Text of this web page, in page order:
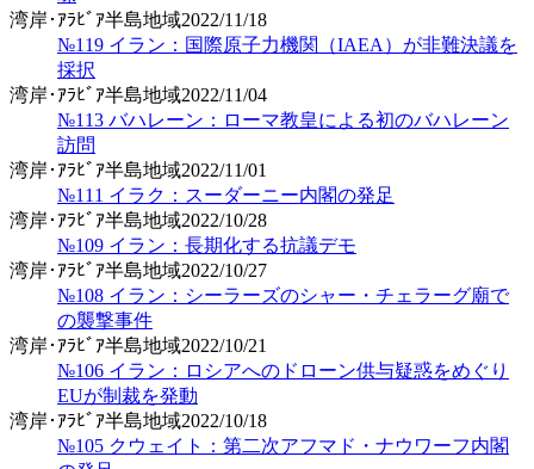
湾岸･ｱﾗﾋﾞｱ半島地域2022/11/18
№119 イラン：国際原子力機関（IAEA）が非難決議を
採択
湾岸･ｱﾗﾋﾞｱ半島地域2022/11/04
№113 バハレーン：ローマ教皇による初のバハレーン
訪問
湾岸･ｱﾗﾋﾞｱ半島地域2022/11/01
№111 イラク：スーダーニー内閣の発足
湾岸･ｱﾗﾋﾞｱ半島地域2022/10/28
№109 イラン：長期化する抗議デモ
湾岸･ｱﾗﾋﾞｱ半島地域2022/10/27
№108 イラン：シーラーズのシャー・チェラーグ廟で
の襲撃事件
湾岸･ｱﾗﾋﾞｱ半島地域2022/10/21
№106 イラン：ロシアへのドローン供与疑惑をめぐり
EUが制裁を発動
湾岸･ｱﾗﾋﾞｱ半島地域2022/10/18
№105 クウェイト：第二次アフマド・ナウワーフ内閣